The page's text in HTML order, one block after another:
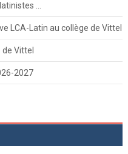
…
LCA-Latin au collège de Vittel
Vittel
2027